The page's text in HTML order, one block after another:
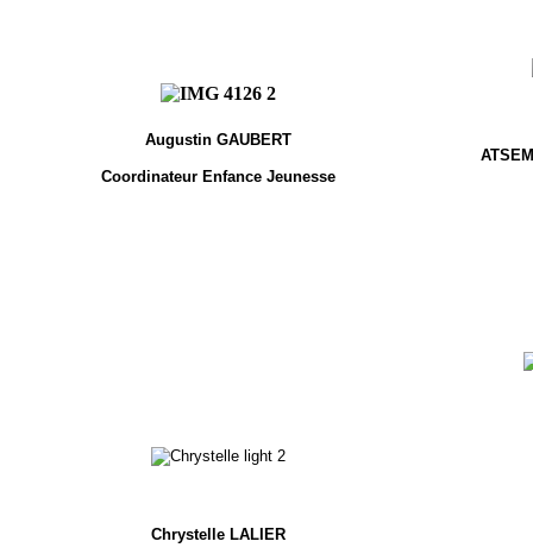
Augustin GAUBERT
Coordinateur Enfance Jeunesse
Chrystelle LALIER